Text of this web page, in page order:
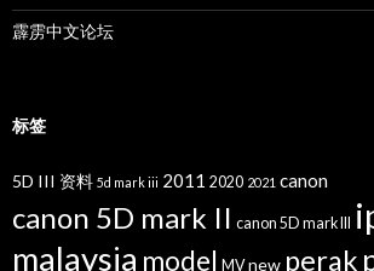
霹雳中文论坛
标签
5D III 资料 5d mark iii 2011 2020 2021 canon
canon 5D mark II canon 5D mark III
malaysia model MV new perak